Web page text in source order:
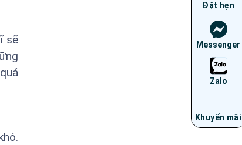
sẽ
Đặt hẹn
Messenger
Zalo
Khuyến mãi